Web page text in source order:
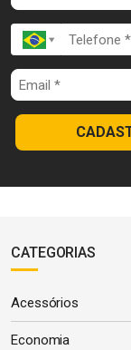
CATEGORIAS
Acessórios
Economia